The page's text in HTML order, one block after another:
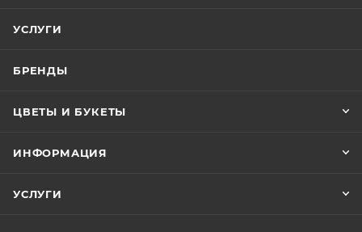
УСЛУГИ
БРЕНДЫ
ЦВЕТЫ И БУКЕТЫ
ИНФОРМАЦИЯ
УСЛУГИ